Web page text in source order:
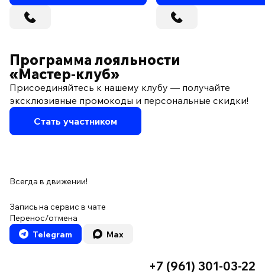
Программа лояльности
«Мастер‑клуб»
Присоединяйтесь к нашему клубу — получайте
эксклюзивные промокоды и персональные скидки!
Стать участником
Всегда в движении!
Запись на сервис в чате
Перенос/отмена
Telegram
Max
+7 (961) 301-03-22